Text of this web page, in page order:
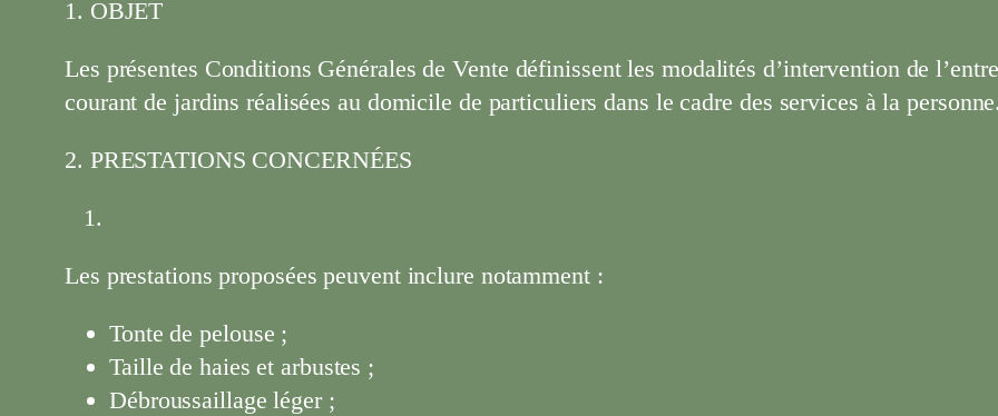
1. OBJET
Les présentes Conditions Générales de Vente définissent les modalités d’intervention de
courant de jardins réalisées au domicile de particuliers dans le cadre des services à la personne.
2. PRESTATIONS CONCERNÉES
Les prestations proposées peuvent inclure notamment :
Tonte de pelouse ;
Taille de haies et arbustes ;
Débroussaillage léger ;